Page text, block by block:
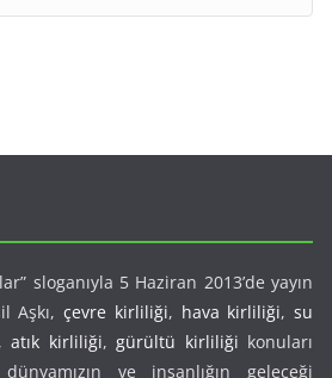
sloganıyla 5 Haziran 2013’de yayın
Aşkı, çevre kirliliği, hava kirliliği, su
,atık kirliliği,gürültü kirliliği konuları
ve insanlığın geleceği